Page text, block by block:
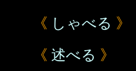
《 しゃべる 》
《 述べる 》